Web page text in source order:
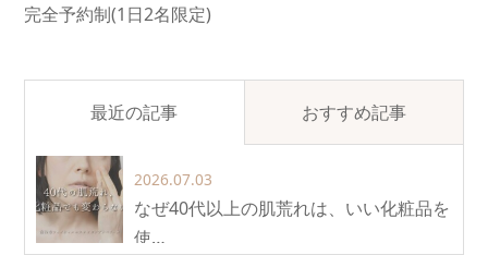
完全予約制(1日2名限定)
最近の記事 おすすめ記事
2026.07.03
なぜ40代以上の肌荒れは、いい化粧品を
使…